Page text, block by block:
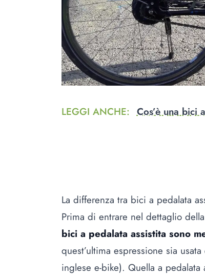
LEGGI ANCHE: Cos’è una bici
La differenza tra bici a pedalata
Prima di entrare nel dettaglio
bici a pedalata assistita sono
quest’ultima espressione sia
inglese e-bike). Quella a